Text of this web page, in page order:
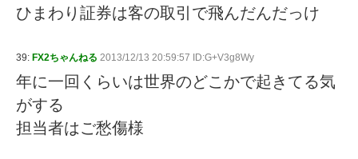
ひまわり証券は客の取引で飛んだんだっけ
39: FX2ちゃんねる 2013/12/13 20:59:57 ID:G+V3g8Wy
年に一回くらいは世界のどこかで起きてる気
がする
担当者はご愁傷様